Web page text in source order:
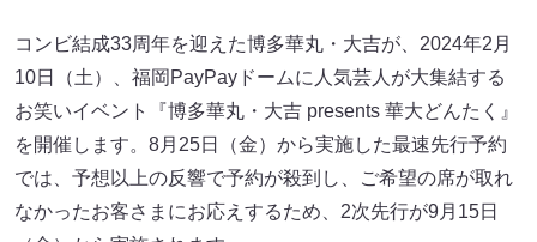
コンビ結成33周年を迎えた博多華丸・大吉が、2024年2月
10日（土）、福岡PayPayドームに人気芸人が大集結する
お笑いイベント『博多華丸・大吉 presents 華大どんたく』
を開催します。8月25日（金）から実施した最速先行予約
では、予想以上の反響で予約が殺到し、ご希望の席が取れ
なかったお客さまにお応えするため、2次先行が9月15日